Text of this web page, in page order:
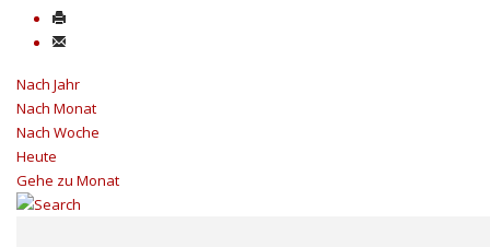
Nach Jahr
Nach Monat
Nach Woche
Heute
Gehe zu Monat